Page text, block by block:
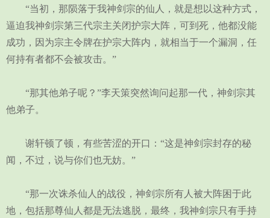
“当初，那陨落于我神剑宗的仙人，就是想以这种方式，
逼迫我神剑宗第三代宗主关闭护宗大阵，可到死，他都没能
成功，因为宗主令牌在护宗大阵内，就相当于一个漏洞，任
何持有者都不会被攻击。”
“那其他弟子呢？”李天策突然询问起那一代，神剑宗其
他弟子。
谢轩顿了顿，有些苦涩的开口：“这是神剑宗封存的秘
闻，不过，说与你们也无妨。”
“那一次诛杀仙人的战役，神剑宗所有人被大阵困于此
地，包括那尊仙人都是无法逃脱，最终，我神剑宗只有手持